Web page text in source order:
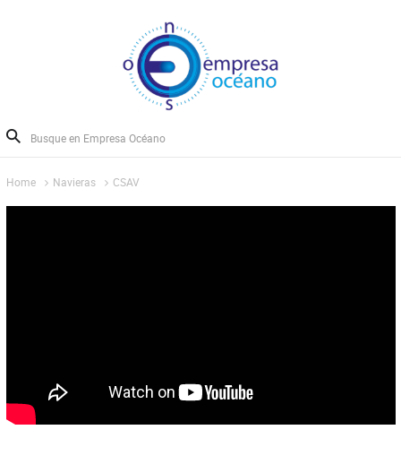
Home Navieras CSAV